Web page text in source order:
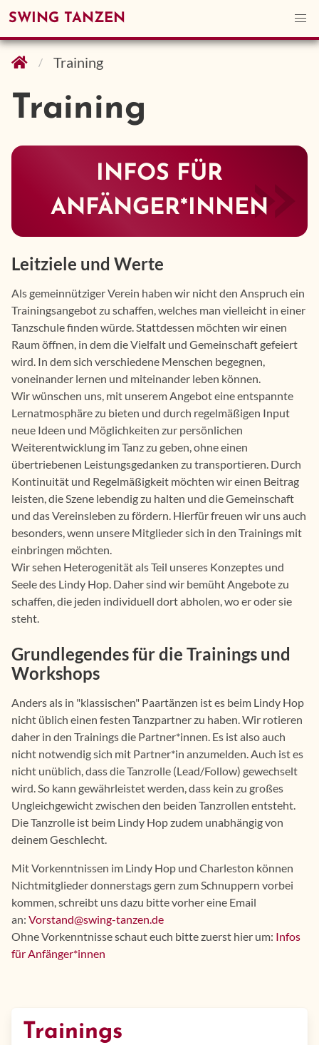
SWING TANZEN
Training
Training
INFOS FÜR
ANFÄNGER*INNEN
Leitziele und Werte
Als gemeinnütziger Verein haben wir nicht den Anspruch ein
Trainingsangebot zu schaffen, welches man vielleicht in einer
Tanzschule finden würde. Stattdessen möchten wir einen
Raum öffnen, in dem die Vielfalt und Gemeinschaft gefeiert
wird. In dem sich verschiedene Menschen begegnen,
voneinander lernen und miteinander leben können.
Wir wünschen uns, mit unserem Angebot eine entspannte
Lernatmosphäre zu bieten und durch regelmäßigen Input
neue Ideen und Möglichkeiten zur persönlichen
Weiterentwicklung im Tanz zu geben, ohne einen
übertriebenen Leistungsgedanken zu transportieren. Durch
Kontinuität und Regelmäßigkeit möchten wir einen Beitrag
leisten, die Szene lebendig zu halten und die Gemeinschaft
und das Vereinsleben zu fördern. Hierfür freuen wir uns auch
besonders, wenn unsere Mitglieder sich in den Trainings mit
einbringen möchten.
Wir sehen Heterogenität als Teil unseres Konzeptes und
Seele des Lindy Hop. Daher sind wir bemüht Angebote zu
schaffen, die jeden individuell dort abholen, wo er oder sie
steht.
Grundlegendes für die Trainings und
Workshops
Anders als in "klassischen" Paartänzen ist es beim Lindy Hop
nicht üblich einen festen Tanzpartner zu haben. Wir rotieren
daher in den Trainings die Partner*innen. Es ist also auch
nicht notwendig sich mit Partner*in anzumelden. Auch ist es
nicht unüblich, dass die Tanzrolle (Lead/Follow) gewechselt
wird. So kann gewährleistet werden, dass kein zu großes
Ungleichgewicht zwischen den beiden Tanzrollen entsteht.
Die Tanzrolle ist beim Lindy Hop zudem unabhängig von
deinem Geschlecht.
Mit Vorkenntnissen im Lindy Hop und Charleston können
Nichtmitglieder donnerstags gern zum Schnuppern vorbei
kommen, schreibt uns dazu bitte vorher eine Email
an: Vorstand@swing-tanzen.de
Ohne Vorkenntnisse schaut euch bitte zuerst hier um: Infos
für Anfänger*innen
Trainings